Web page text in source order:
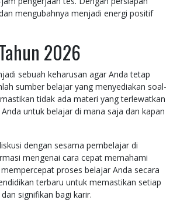
mengubahnya menjadi energi positif
2026
sebuah keharusan agar Anda tetap
sumber belajar yang menyediakan soal-
tidak ada materi yang terlewatkan
untuk belajar di mana saja dan kapan
dengan sesama pembelajar di
mengenai cara cepat memahami
proses belajar Anda secara
terbaru untuk memastikan setiap
signifikan bagi karir.